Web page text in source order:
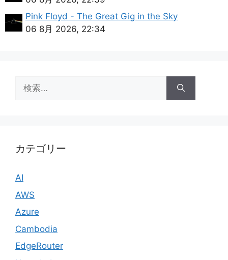
Pink Floyd - The Great Gig in the Sky
06 8月 2026, 22:34
索:
カテゴリー
AI
AWS
Azure
Cambodia
EdgeRouter